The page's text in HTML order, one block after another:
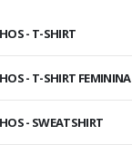
- T-SHIRT
- T-SHIRT FEMININA
- SWEATSHIRT